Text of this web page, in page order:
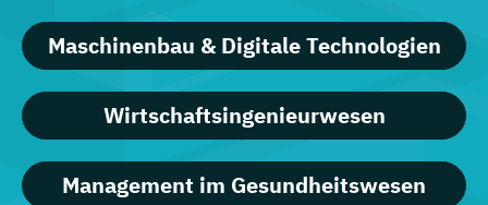
Maschinenbau & Digitale Technologien
Wirtschaftsingenieurwesen
Management im Gesundheitswesen